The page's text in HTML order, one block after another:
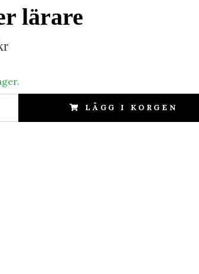
lärare
LÄGG I KORGEN